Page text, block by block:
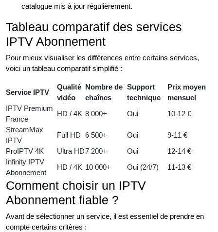
catalogue mis à jour régulièrement.
Tableau comparatif des services
IPTV Abonnement
Pour mieux visualiser les différences entre certains services,
voici un tableau comparatif simplifié :
Service IPTV
Qualité
vidéo
Nombre de
chaînes
Support
technique
Prix moyen
mensuel
IPTV Premium
France
HD / 4K 8 000+ Oui
10-12 €
StreamMax
IPTV
Full HD 6 500+ Oui
9-11 €
ProIPTV 4K
Ultra HD7 200+ Oui
12-14 €
Infinity IPTV
Abonnement
HD / 4K 10 000+ Oui (24/7) 11-13 €
Comment choisir un IPTV
Abonnement fiable ?
Avant de sélectionner un service, il est essentiel de prendre en
compte certains critères :